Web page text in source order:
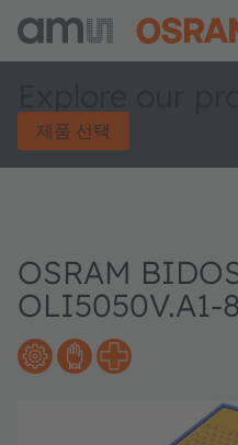
제품 선택
OSRAM
OLI5050V.A1-